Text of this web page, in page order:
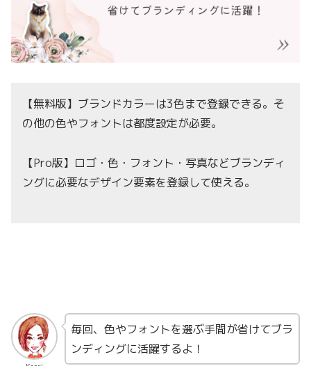
【無料版】ブランドカラーは3色まで登録できる。そ
の他の色やフォントは都度設定が必要。
【Pro版】ロゴ・色・フォント・写真などブランディ
ングに必要なデザイン要素を登録して使える。
毎回、色やフォントを選ぶ手間が省けてブラ
ンディングに活躍するよ！